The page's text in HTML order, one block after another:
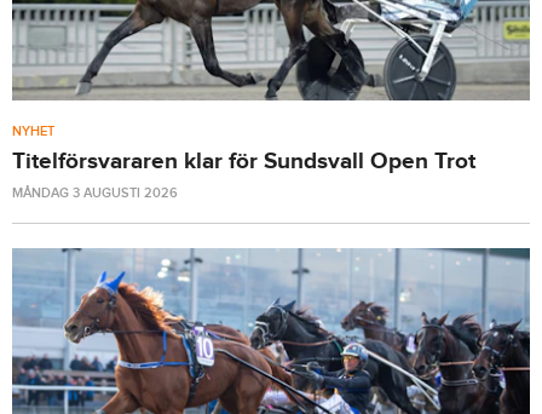
NYHET
Titelförsvararen klar för Sundsvall Open Trot
MÅNDAG 3 AUGUSTI 2026